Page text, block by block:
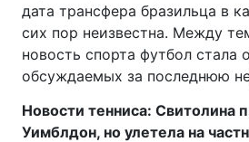
дата трансфера бразильца в
сих пор неизвестна. Между
новость спорта футбол стала
обсуждаемых за последнюю
Новости тенниса: Свитолина
Уимблдон, но улетела на